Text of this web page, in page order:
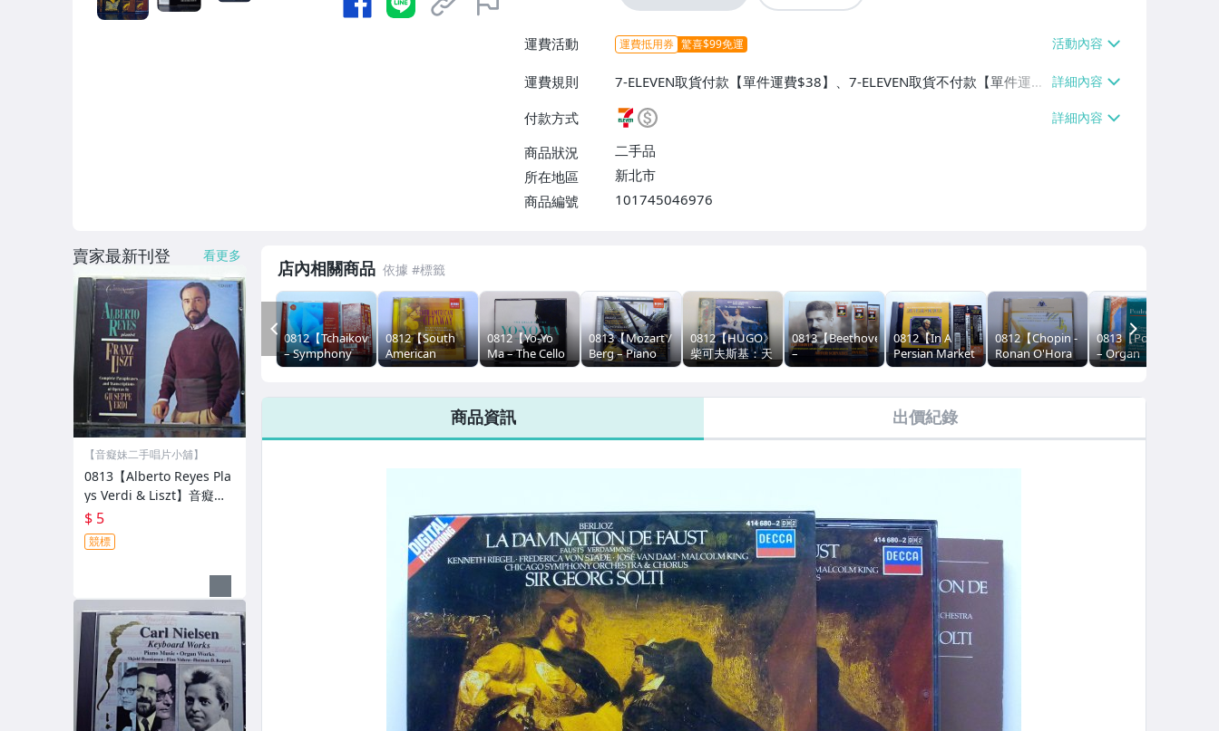
運費活動 運費抵用券 驚喜$99免運
運費規則
7-ELEVEN取貨付款【單件運費$38】、7-ELEVEN取貨不付款【單件運費
$38】、郵局掛號【單件運費$65】
付款方式
商品狀況
二手品
所在地區
新北市
商品編號
101745046976
店內相關商品
0812【Tchaikovsky
– Symphony
No. 6
Romeo &
標
0812【South
American
Getaway】音癡
起標
0812【Yo-Yo
Ma – The Cello
Suites #刮痕
二手CD •低價起
標
0813【Mozart /
Berg – Piano
Quartet K.478 /
For String
0812【HUGO》
柴可夫斯基：天
鵝湖 · 睡美人 ·
妹二手CD •低價
0813【Beethoven
–
Klaviersonaten
Piano #CD-8刮
起標
0812【In A
Persian Market
& Sabre
二手CD •低價起
標
0812【Chopin -
Ronan O'Hora
– Works For
癡妹二手CD •低
0813【Poulenc
– Organ
Concerto ·
Champêtre ·
妹二手CD •低價
PREV
商品資訊 出價紀錄
賣家最新刊登 看更多
【音癡妹二手唱片小舖】
0813【Alberto Reyes Pla
ys Verdi & Liszt】音癡妹
二手CD •低價起標
$ 5
競標